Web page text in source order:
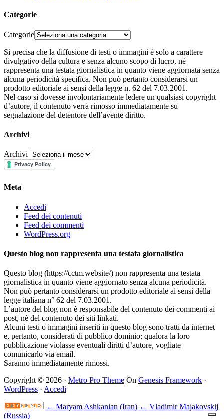
Categorie
Categorie
Si precisa che la diffusione di testi o immagini è solo a carattere
divulgativo della cultura e senza alcuno scopo di lucro, nè
rappresenta una testata giornalistica in quanto viene aggiornata senza
alcuna periodicità specifica. Non può pertanto considerarsi un
prodotto editoriale ai sensi della legge n. 62 del 7.03.2001.
Nel caso si dovesse involontariamente ledere un qualsiasi copyright
d’autore, il contenuto verrà rimosso immediatamente su
segnalazione del detentore dell’avente diritto.
Archivi
Archivi
Meta
Accedi
Feed dei contenuti
Feed dei commenti
WordPress.org
Questo blog non rappresenta una testata giornalistica
Questo blog (https://cctm.website/) non rappresenta una testata
giornalistica in quanto viene aggiornato senza alcuna periodicità.
Non può pertanto considerarsi un prodotto editoriale ai sensi della
legge italiana n° 62 del 7.03.2001.
L’autore del blog non è responsabile del contenuto dei commenti ai
post, nè del contenuto dei siti linkati.
Alcuni testi o immagini inseriti in questo blog sono tratti da internet
e, pertanto, considerati di pubblico dominio; qualora la loro
pubblicazione violasse eventuali diritti d’autore, vogliate
comunicarlo via email.
Saranno immediatamente rimossi.
Copyright © 2026 · Metro Pro Theme On Genesis Framework ·
WordPress · Accedi
← Maryam Ashkanian (Iran) ← Vladimir Majakovskij
(Russia)